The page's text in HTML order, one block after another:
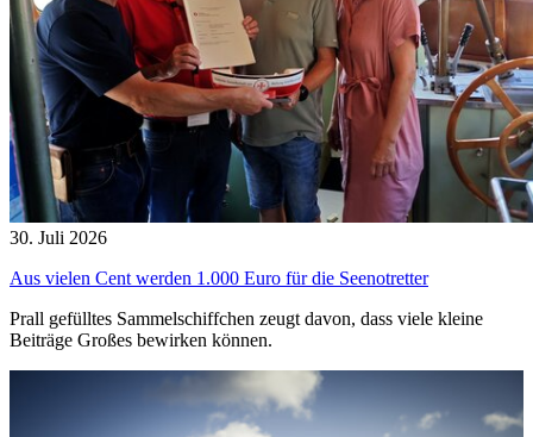
30. Juli 2026
Aus vielen Cent werden 1.000 Euro für die Seenotretter
Prall gefülltes Sammelschiffchen zeugt davon, dass viele kleine
Beiträge Großes bewirken können.